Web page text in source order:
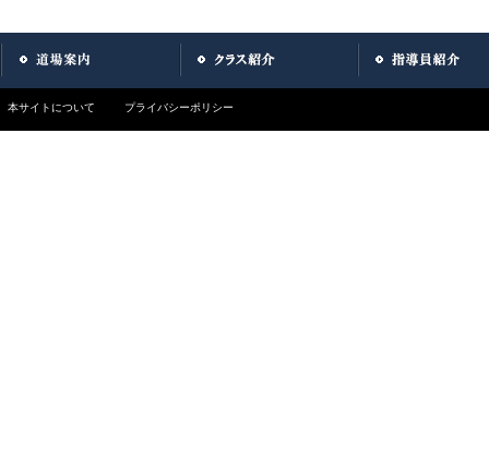
本サイトについて プライバシーポリシー